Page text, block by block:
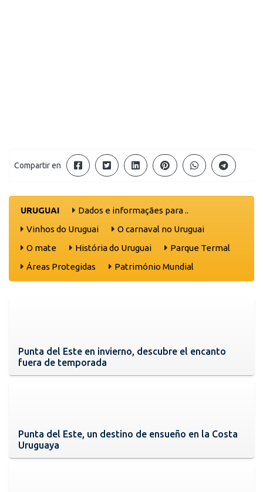
Compartir en
URUGUAI
Dados e informaçães para ..
Vinhos do Uruguai
O carnaval no Uruguai
O mate
História do Uruguai
Parque Termal
Áreas Protegidas
Património Mundial
Punta del Este en invierno, descubre el encanto
fuera de temporada
Punta del Este, un destino de ensueño en la Costa
Uruguaya